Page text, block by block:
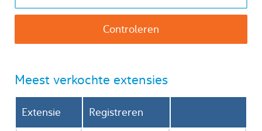
Meest verkochte extensies
Extensie Registreren